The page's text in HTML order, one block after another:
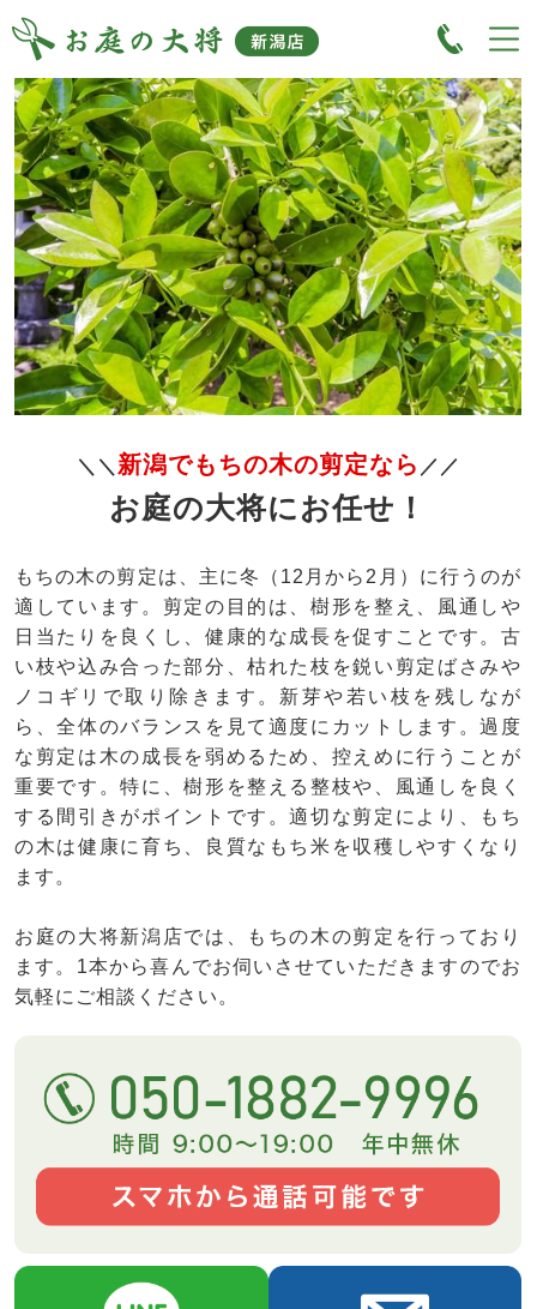
＼＼ 新潟でもちの木の剪定なら ／／
お庭の大将にお任せ！
もちの木の剪定は、主に冬（12月から2月）に行うのが
適しています。剪定の目的は、樹形を整え、風通しや
日当たりを良くし、健康的な成長を促すことです。古
い枝や込み合った部分、枯れた枝を鋭い剪定ばさみや
ノコギリで取り除きます。新芽や若い枝を残しなが
ら、全体のバランスを見て適度にカットします。過度
な剪定は木の成長を弱めるため、控えめに行うことが
重要です。特に、樹形を整える整枝や、風通しを良く
する間引きがポイントです。適切な剪定により、もち
の木は健康に育ち、良質なもち米を収穫しやすくなり
ます。
お庭の大将新潟店では、もちの木の剪定を行っており
ます。1本から喜んでお伺いさせていただきますのでお
気軽にご相談ください。